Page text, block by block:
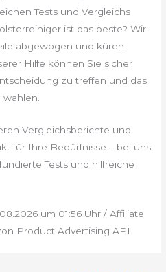
Tests und Vergleichs
ist das beste? Wir
abgewogen und küren
Hilfe können Sie sicher
zu treffen und das
Vergleichsberichte und
für Ihre Bedürfnisse – bei uns
Tests und hilfreiche
um 01:56 Uhr / Affiliate
Product Advertising API